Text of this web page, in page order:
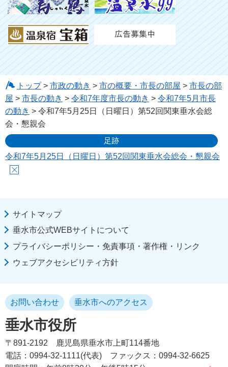
トップ> 市政の動き > 市の概要・市長の部屋 > 市長の部
屋 > 市長の動き > 令和7年度市長の動き > 令和7年5月市長
の動き > 令和7年5月25日（日曜日）第52回関東垂水会総
会・懇親会
足跡
令和7年5月25日（日曜日）第52回関東垂水会総会・懇親会
サイトマップ
垂水市公式WEBサイトについて
プライバシーポリシー・免責事項・著作権・リンク
ウェブアクセシビリティ方針
垂水市役所
お問い合わせ 垂水市へのアクセス
〒891-2192
鹿児島県垂水市上町114番地
電話：0994-32-1111(代表)
ファックス：0994-32-6625